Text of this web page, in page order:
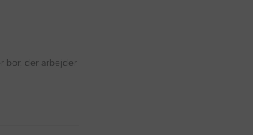
bor, der arbejder